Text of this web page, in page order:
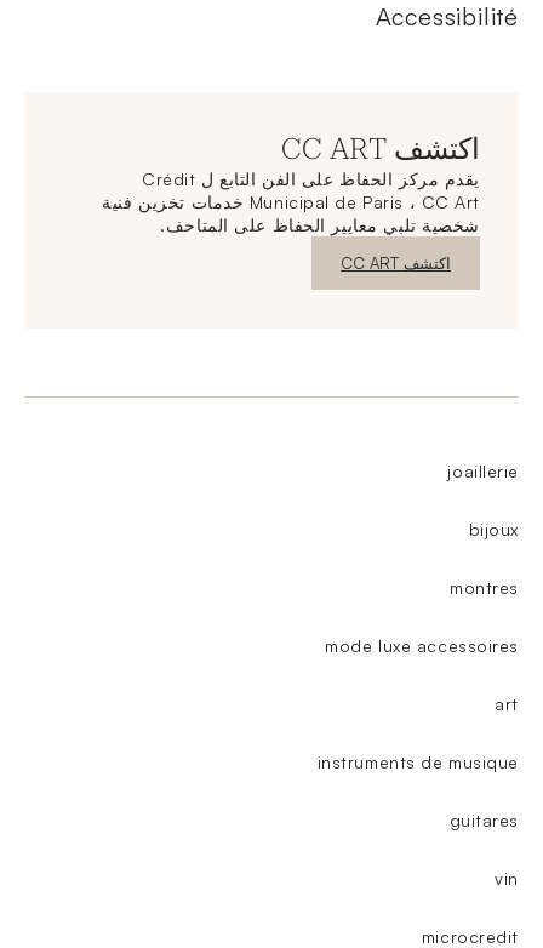
Accessibilité
اكتشف CC ART
يقدم مركز الحفاظ على الفن التابع ل Crédit
Municipal de Paris ، CC Art خدمات تخزين فنية
شخصية تلبي معايير الحفاظ على المتاحف.
نافذة جديدة
اكتشف CC ART
joaillerie
bijoux
montres
mode luxe accessoires
art
instruments de musique
guitares
vin
microcredit